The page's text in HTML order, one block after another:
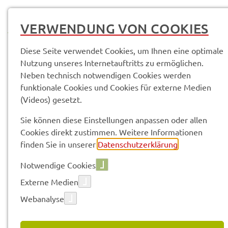
Service­leis­tun­gen & Infor­ma­tio­nen
Bevöl­ke­rungs­schutz; Infor­ma­tio­nen zur Zivil-Mili­tä­ri­schen Zusam­
men­ar­beit
Vorle­sen
BEVÖL­KE­RUNGS­SCHUTZ;
INFOR­MA­TIO­NEN ZUR ZIVIL-
VERWENDUNG VON COOKIES
Diese Seite verwendet Cookies, um Ihnen eine optimale
Nutzung unseres Internetauftritts zu ermöglichen.
Neben technisch notwendigen Cookies werden
funktionale Cookies und Cookies für externe Medien
(Videos) gesetzt.
Sie können diese Einstellungen anpassen oder allen
Cookies direkt zustimmen. Weitere Informationen
finden Sie in unserer Datenschutzerklärung
Notwendige Cookies
Externe Medien
Webanalyse